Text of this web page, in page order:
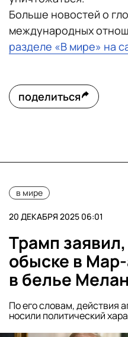
Больше новостей о
международных
разделе «В мире» на
поделиться
в мире
20 ДЕКАБРЯ 2025 06:01
Трамп
обыске в
в белье
По его словам, действия
носили политический